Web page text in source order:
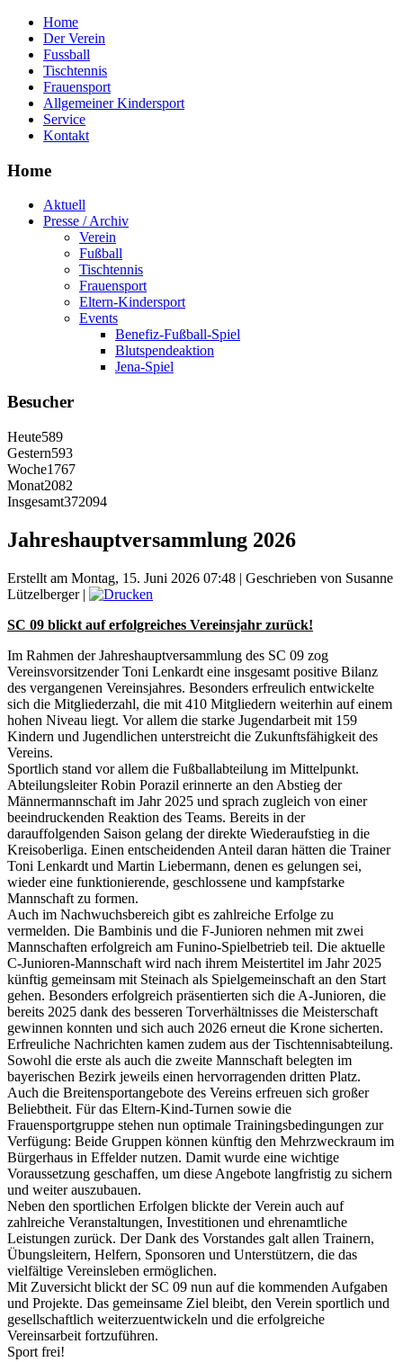
Home
Der Verein
Fussball
Tischtennis
Frauensport
Allgemeiner Kindersport
Service
Kontakt
Home
Aktuell
Presse / Archiv
Verein
Fußball
Tischtennis
Frauensport
Eltern-Kindersport
Events
Benefiz-Fußball-Spiel
Blutspendeaktion
Jena-Spiel
Besucher
Heute589
Gestern593
Woche1767
Monat2082
Insgesamt372094
Jahreshauptversammlung 2026
Erstellt am Montag, 15. Juni 2026 07:48 | Geschrieben von Susanne
Lützelberger|
SC 09 blickt auf erfolgreiches Vereinsjahr zurück!
Im Rahmen der Jahreshauptversammlung des SC 09 zog
Vereinsvorsitzender Toni Lenkardt eine insgesamt positive Bilanz
des vergangenen Vereinsjahres. Besonders erfreulich entwickelte
sich die Mitgliederzahl, die mit 410 Mitgliedern weiterhin auf einem
hohen Niveau liegt. Vor allem die starke Jugendarbeit mit 159
Kindern und Jugendlichen unterstreicht die Zukunftsfähigkeit des
Vereins.
Sportlich stand vor allem die Fußballabteilung im Mittelpunkt.
Abteilungsleiter Robin Porazil erinnerte an den Abstieg der
Männermannschaft im Jahr 2025 und sprach zugleich von einer
beeindruckenden Reaktion des Teams. Bereits in der
darauffolgenden Saison gelang der direkte Wiederaufstieg in die
Kreisoberliga. Einen entscheidenden Anteil daran hätten die Trainer
Toni Lenkardt und Martin Liebermann, denen es gelungen sei,
wieder eine funktionierende, geschlossene und kampfstarke
Mannschaft zu formen.
Auch im Nachwuchsbereich gibt es zahlreiche Erfolge zu
vermelden. Die Bambinis und die F-Junioren nehmen mit zwei
Mannschaften erfolgreich am Funino-Spielbetrieb teil. Die aktuelle
C-Junioren-Mannschaft wird nach ihrem Meistertitel im Jahr 2025
künftig gemeinsam mit Steinach als Spielgemeinschaft an den Start
gehen. Besonders erfolgreich präsentierten sich die A-Junioren, die
bereits 2025 dank des besseren Torverhältnisses die Meisterschaft
gewinnen konnten und sich auch 2026 erneut die Krone sicherten.
Erfreuliche Nachrichten kamen zudem aus der Tischtennisabteilung.
Sowohl die erste als auch die zweite Mannschaft belegten im
bayerischen Bezirk jeweils einen hervorragenden dritten Platz.
Auch die Breitensportangebote des Vereins erfreuen sich großer
Beliebtheit. Für das Eltern-Kind-Turnen sowie die
Frauensportgruppe stehen nun optimale Trainingsbedingungen zur
Verfügung: Beide Gruppen können künftig den Mehrzweckraum im
Bürgerhaus in Effelder nutzen. Damit wurde eine wichtige
Voraussetzung geschaffen, um diese Angebote langfristig zu sichern
und weiter auszubauen.
Neben den sportlichen Erfolgen blickte der Verein auch auf
zahlreiche Veranstaltungen, Investitionen und ehrenamtliche
Leistungen zurück. Der Dank des Vorstandes galt allen Trainern,
Übungsleitern, Helfern, Sponsoren und Unterstützern, die das
vielfältige Vereinsleben ermöglichen.
Mit Zuversicht blickt der SC 09 nun auf die kommenden Aufgaben
und Projekte. Das gemeinsame Ziel bleibt, den Verein sportlich und
gesellschaftlich weiterzuentwickeln und die erfolgreiche
Vereinsarbeit fortzuführen.
Sport frei!